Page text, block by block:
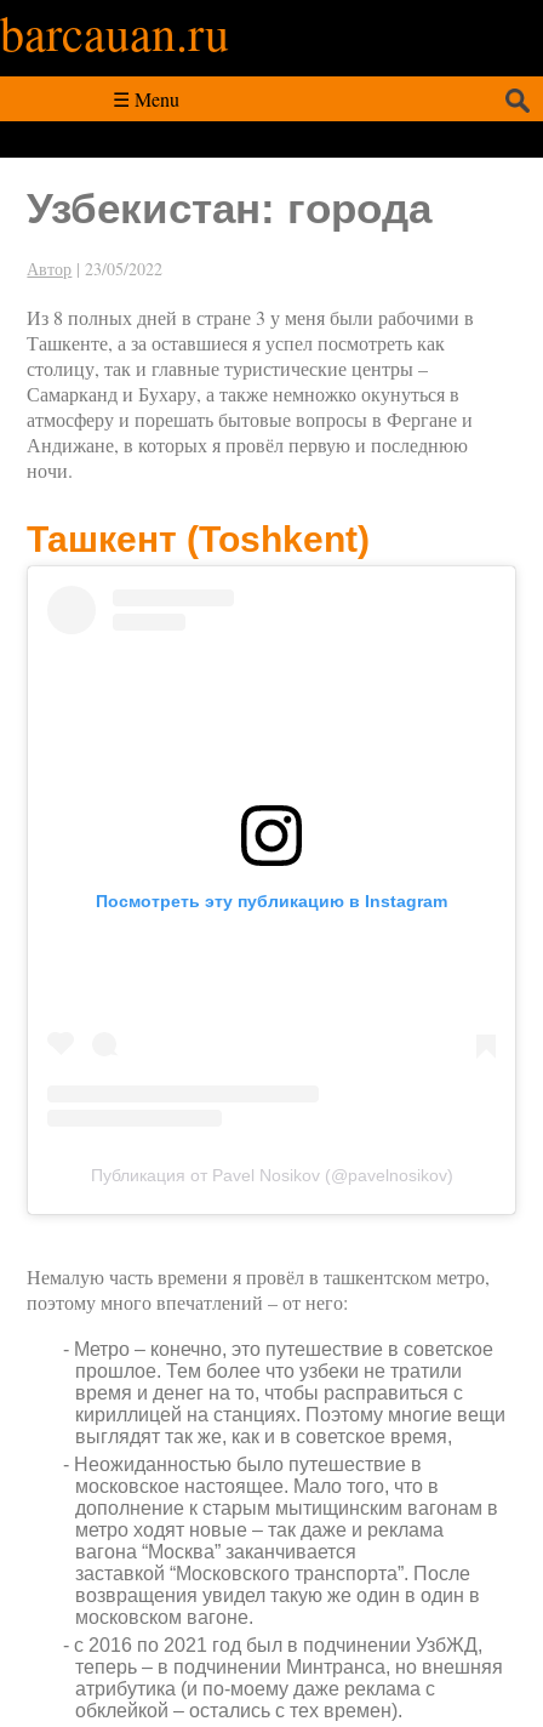
barcauan.ru
☰ Menu
Узбекистан: города
Автор |23/05/2022
Из 8 полных дней в стране 3 у меня были рабочими в
Ташкенте, а за оставшиеся я успел посмотреть как
столицу, так и главные туристические центры –
Самарканд и Бухару, а также немножко окунуться в
атмосферу и порешать бытовые вопросы в Фергане и
Андижане, в которых я провёл первую и последнюю
ночи.
Ташкент (Toshkent)
Посмотреть эту публикацию в Instagram
Публикация от Pavel Nosikov (@pavelnosikov)
Немалую часть времени я провёл в ташкентском метро,
поэтому много впечатлений – от него:
Метро – конечно, это путешествие в советское
прошлое. Тем более что узбеки не тратили
время и денег на то, чтобы расправиться с
кириллицей на станциях. Поэтому многие вещи
выглядят так же, как и в советское время,
Неожиданностью было путешествие в
московское настоящее. Мало того, что в
дополнение к старым мытищинским вагонам в
метро ходят новые – так даже и реклама
вагона “Москва” заканчивается
заставкой “Московского транспорта”. После
возвращения увидел такую же один в один в
московском вагоне.
с 2016 по 2021 год был в подчинении УзбЖД,
теперь – в подчинении Минтранса, но внешняя
атрибутика (и по-моему даже реклама с
обклейкой – остались с тех времен).